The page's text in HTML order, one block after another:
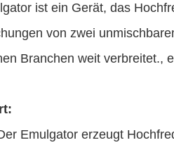
ist ein Gerät, das
von zwei
Branchen weit verbreitet.,
Emulgator erzeugt